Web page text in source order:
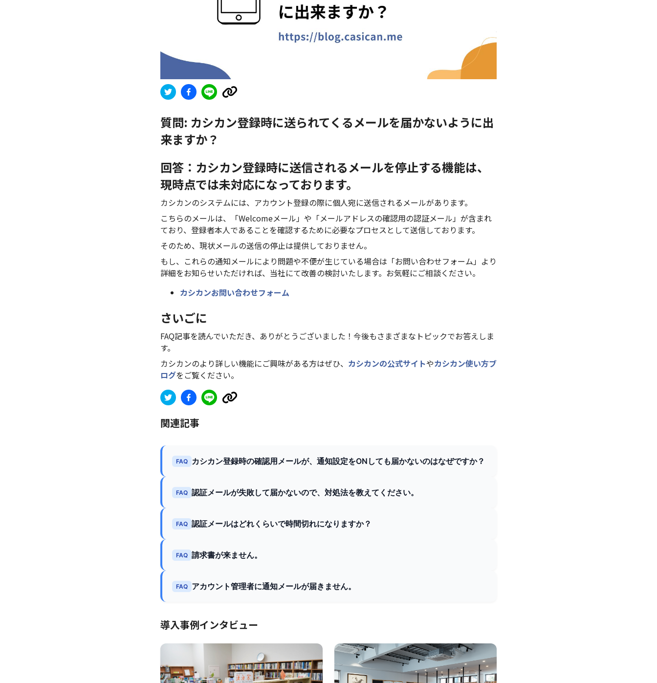
質問: カシカン登録時に送られてくるメールを届かないように出
来ますか？
回答：カシカン登録時に送信されるメールを停止する機能は、
現時点では未対応になっております。
カシカンのシステムには、アカウント登録の際に個人宛に送信されるメールがあります。
こちらのメールは、「Welcomeメール」や「メールアドレスの確認用の認証メール」が含まれ
ており、登録者本人であることを確認するために必要なプロセスとして送信しております。
そのため、現状メールの送信の停止は提供しておりません。
もし、これらの通知メールにより問題や不便が生じている場合は「お問い合わせフォーム」より
詳細をお知らせいただければ、当社にて改善の検討いたします。お気軽にご相談ください。
カシカンお問い合わせフォーム
さいごに
FAQ記事を読んでいただき、ありがとうございました！今後もさまざまなトピックでお答えしま
す。
カシカンのより詳しい機能にご興味がある方はぜひ、 カシカンの公式サイトやカシカン使い方ブ
ログをご覧ください。
関連記事
FAQ カシカン登録時の確認用メールが、通知設定をONしても届かないのはなぜですか？
FAQ 認証メールが失敗して届かないので、対処法を教えてください。
FAQ 認証メールはどれくらいで時間切れになりますか？
FAQ 請求書が来ません。
FAQ アカウント管理者に通知メールが届きません。
導入事例インタビュー